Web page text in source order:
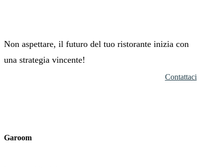
Non aspettare, il futuro del tuo ristorante inizia con
una strategia vincente!
Contattaci
Garoom